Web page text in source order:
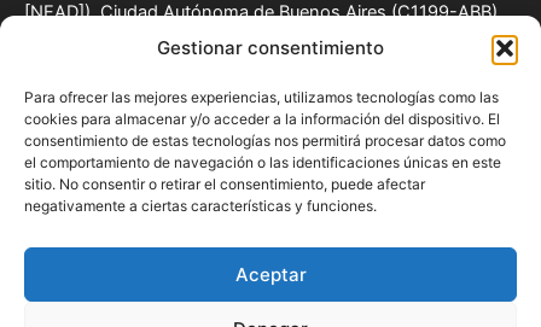
Gestionar consentimiento
Para ofrecer las mejores experiencias, utilizamos tecnologías como las
cookies para almacenar y/o acceder a la información del dispositivo. El
consentimiento de estas tecnologías nos permitirá procesar datos como
el comportamiento de navegación o las identificaciones únicas en este
sitio. No consentir o retirar el consentimiento, puede afectar
negativamente a ciertas características y funciones.
Aceptar
[NEAD]), Ciudad Autónoma de Buenos Aires (C1199-ABB),
info@fundacionmf.org.ar
Politica de privacidad